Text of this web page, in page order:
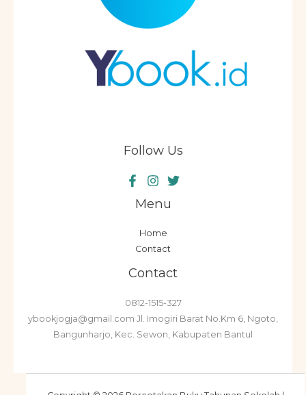
Follow Us
Menu
Home
Contact
Contact
0812-1515-327
ybookjogja@gmail.com Jl. Imogiri Barat No.Km 6, Ngoto,
Bangunharjo, Kec. Sewon, Kabupaten Bantul